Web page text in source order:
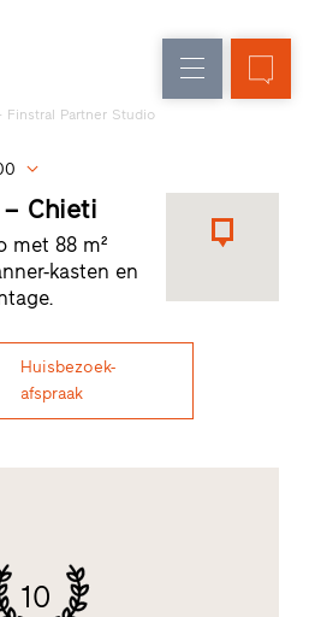
Finstral Partner Studio
Chieti
met 88 m²
kasten en
Huisbezoek-
afspraak
10